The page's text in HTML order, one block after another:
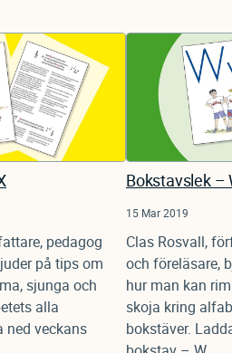
pedagog
på tips om
sjunga och
alla
ned veckans
Bokstavslek –
15 Mar 2019
Clas Rosvall,
och föreläsare,
hur man kan
skoja kring
bokstäver.